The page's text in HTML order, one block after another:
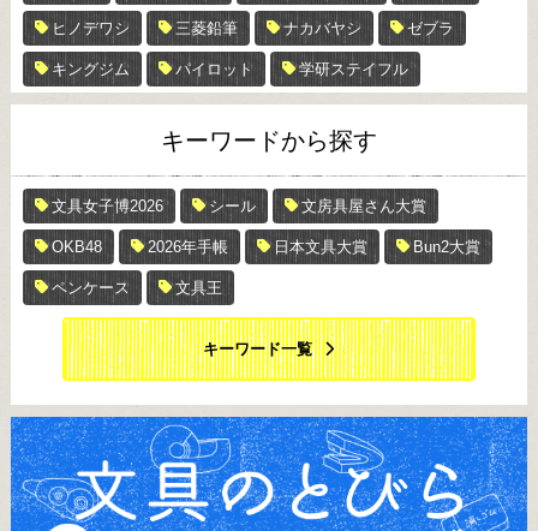
ヒノデワシ 三菱鉛筆 ナカバヤシ ゼブラ
キングジム パイロット 学研ステイフル
キーワードから探す
文具女子博2026 シール 文房具屋さん大賞
OKB48 2026年手帳 日本文具大賞 Bun2大賞
ペンケース 文具王
キーワード一覧